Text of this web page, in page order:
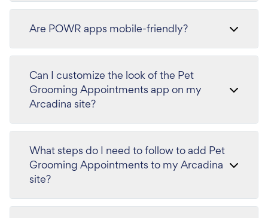
Are POWR apps mobile-friendly?
Can I customize the look of the Pet
Grooming Appointments app on my
Arcadina site?
What steps do I need to follow to add Pet
Grooming Appointments to my Arcadina
site?